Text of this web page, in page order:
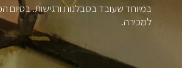
במיוחד שעובד בסבלנות ורגישות. בסיום
למכירה.